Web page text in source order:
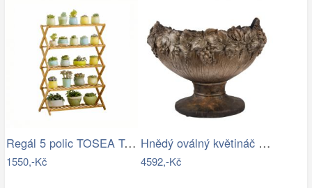
Regál 5 polic TOSEA Tempo Kondela
1550,-Kč
Hnědý oválný květináč na noze zdobený…
4592,-Kč